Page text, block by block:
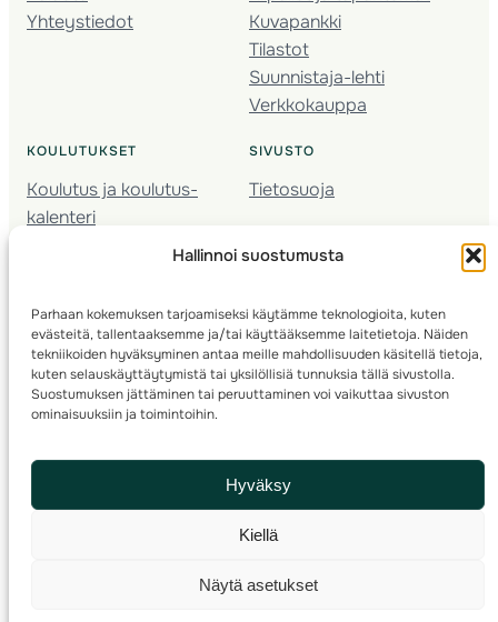
Hallinnoi suostumusta
Parhaan kokemuksen tarjoamiseksi käytämme teknologioita, kuten
evästeitä, tallentaaksemme ja/tai käyttääksemme laitetietoja. Näiden
tekniikoiden hyväksyminen antaa meille mahdollisuuden käsitellä tietoja,
kuten selauskäyttäytymistä tai yksilöllisiä tunnuksia tällä sivustolla.
Suostumuksen jättäminen tai peruuttaminen voi vaikuttaa sivuston
ominaisuuksiin ja toimintoihin.
Hyväksy
Kiellä
Näytä asetukset
Yhteystiedot
Kuvapankki
Tilastot
Suunnistaja-lehti
Verkkokauppa
KOULUTUKSET
Koulutus ja koulutus­
kalenteri
Nuorison koulutukset
Kartoitus
Ratamestari
SIVUSTO
Tietosuoja
© 2025 ·Suomen Suunnistusliitto· Valimotie 10, 00380 Helsinki, Finland
info(a)suunnistusliitto.fi,Rastilipun asiat: rastilippu(a)suunnistusliitto.fi
Kilpailut ja kuntorastit – Rastilippu:::Rastilipun ohjeet